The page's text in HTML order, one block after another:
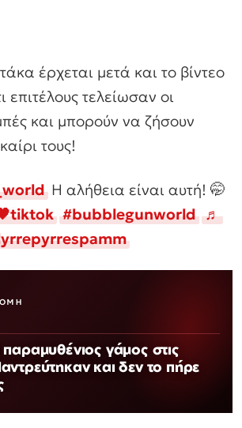
έρχεται μετά και το βίντεο
επιτέλους τελείωσαν οι
και μπορούν να ζήσουν
τους!
Η αλήθεια είναι αυτή! 🤭
#bubblegunworld ♬
γάμος στις
και δεν το πήρε